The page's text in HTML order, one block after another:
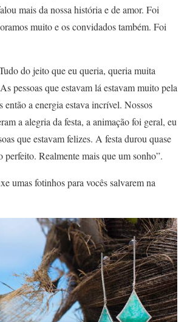
mais da nossa história e de amor. Foi
muito e os convidados também. Foi
do jeito que eu queria, queria muita
pessoas que estavam lá estavam muito pela
então a energia estava incrível. Nossos
a alegria da festa, a animação foi geral, eu
que estavam felizes. A festa durou quase
perfeito. Realmente mais que um sonho”.
umas fotinhos para vocês salvarem na